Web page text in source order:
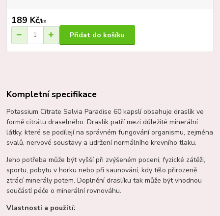
189 Kč/ks
Přidat do košíku
Kompletní specifikace
Potassium Citrate Salvia Paradise 60 kapslí obsahuje draslík ve
formě citrátu draselného. Draslík patří mezi důležité minerální
látky, které se podílejí na správném fungování organismu, zejména
svalů, nervové soustavy a udržení normálního krevního tlaku.
Jeho potřeba může být vyšší při zvýšeném pocení, fyzické zátěži,
sportu, pobytu v horku nebo při saunování, kdy tělo přirozeně
ztrácí minerály potem. Doplnění draslíku tak může být vhodnou
součástí péče o minerální rovnováhu.
Vlastnosti a použití: